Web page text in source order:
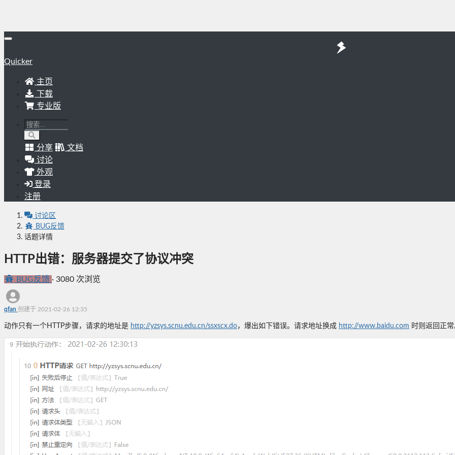
Quicker
主页
下载
专业版
分享
文档
讨论
外观
登录
注册
讨论区
BUG反馈
话题详情
HTTP出错：服务器提交了协议冲突
BUG反馈 · 3080 次浏览
qfan 创建于 2021-02-26 12:35
动作只有一个HTTP步骤，请求的地址是 http://yzsys.scnu.edu.cn/ssxscx.do，爆出如下错误。请求地址换成 http://www.baidu.com 时则返回正